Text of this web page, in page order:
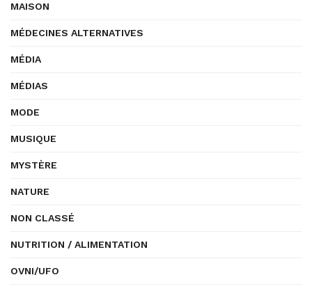
MAISON
MÉDECINES ALTERNATIVES
MÉDIA
MÉDIAS
MODE
MUSIQUE
MYSTÈRE
NATURE
NON CLASSÉ
NUTRITION / ALIMENTATION
OVNI/UFO